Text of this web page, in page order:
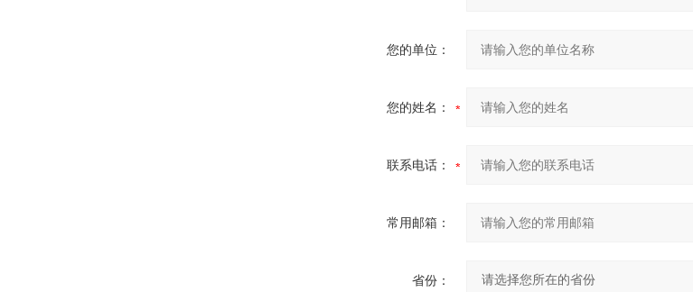
您的单位：
您的姓名：
联系电话：
常用邮箱：
省份：